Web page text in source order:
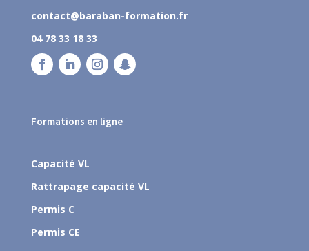
contact@baraban-formation.fr
04 78 33 18 33
Formations en ligne
Capacité VL
Rattrapage capacité VL
Permis C
Permis CE